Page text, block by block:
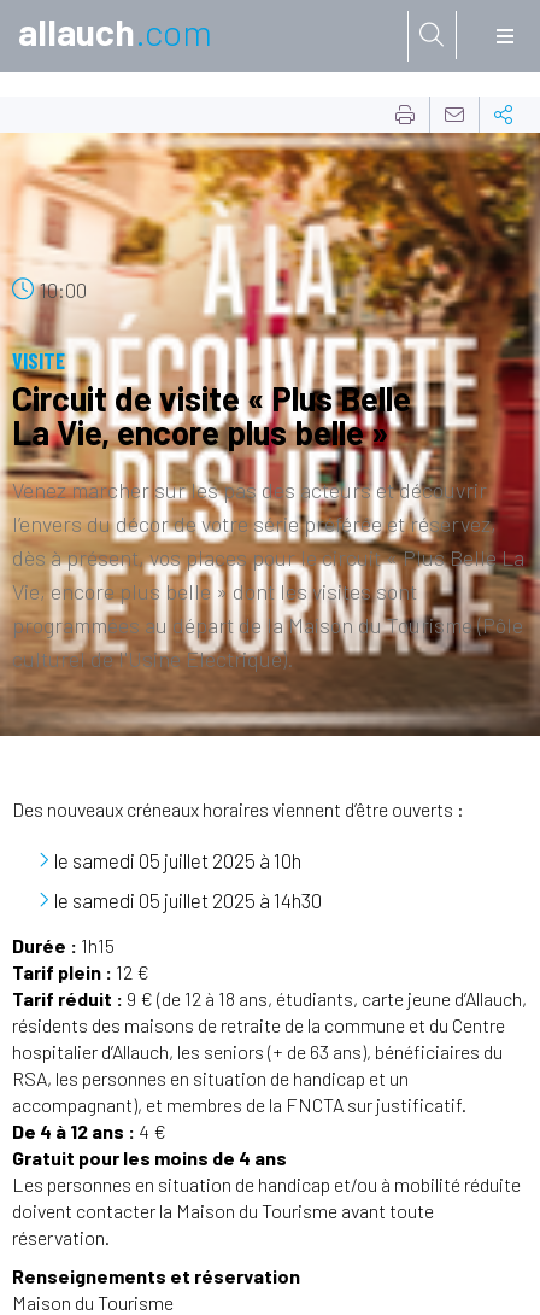
allauch.com
05
JUIL.
10:00
VISITE
Circuit de visite « Plus Belle
La Vie, encore plus belle »
Venez marcher sur les pas des acteurs et découvrir
l’envers du décor de votre série préférée et réservez,
dès à présent, vos places pour le circuit « Plus Belle La
Vie, encore plus belle » dont les visites sont
programmées au départ de la Maison du Tourisme (Pôle
culturel de l'Usine Electrique).
Des nouveaux créneaux horaires viennent d’être ouverts :
le samedi 05 juillet 2025 à 10h
le samedi 05 juillet 2025 à 14h30
Durée : 1h15
Tarif plein : 12 €
Tarif réduit : 9 € (de 12 à 18 ans, étudiants, carte jeune d’Allauch,
résidents des maisons de retraite de la commune et du Centre
hospitalier d’Allauch, les seniors (+ de 63 ans), bénéficiaires du
RSA, les personnes en situation de handicap et un
accompagnant), et membres de la FNCTA sur justificatif.
De 4 à 12 ans : 4 €
Gratuit pour les moins de 4 ans
Les personnes en situation de handicap et/ou à mobilité réduite
doivent contacter la Maison du Tourisme avant toute
réservation.
Renseignements et réservation
Maison du Tourisme